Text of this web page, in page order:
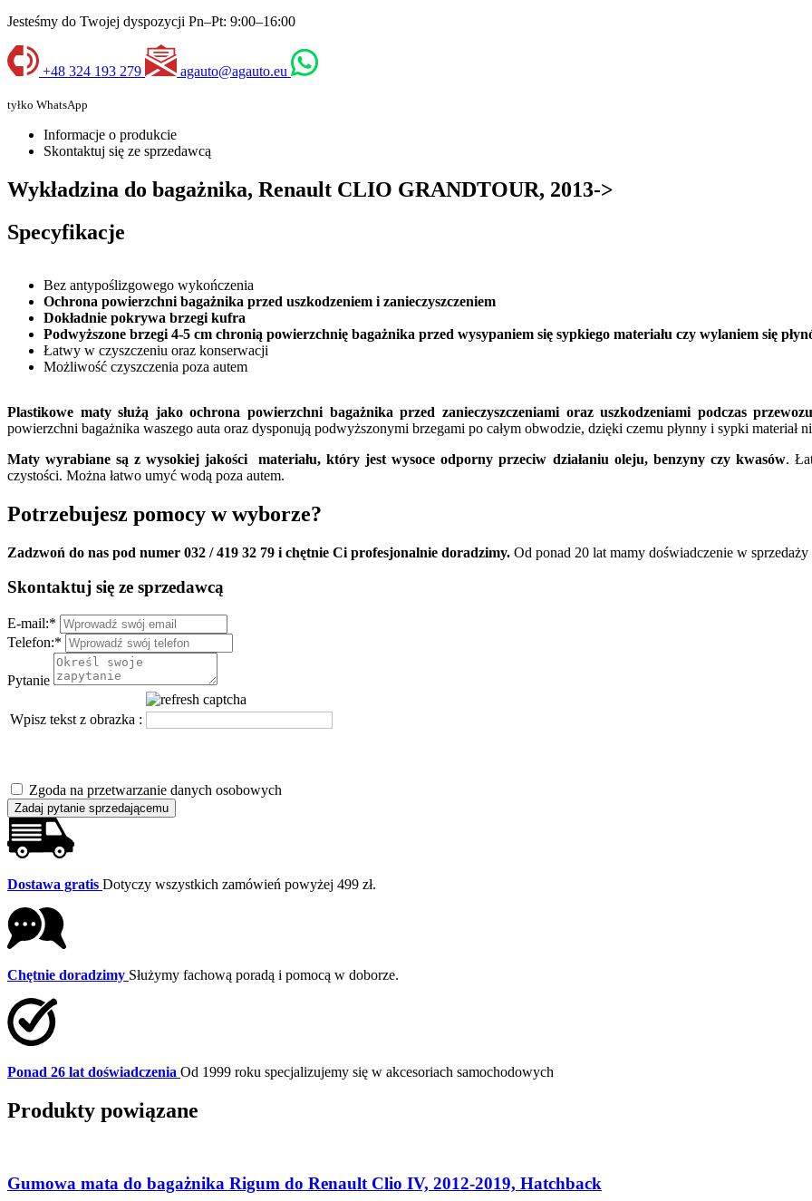
Jesteśmy do Twojej dyspozycji Pn–Pt: 9:00–16:00
+48 324 193 279 agauto@agauto.eu
tyłko WhatsApp
Informacje o produkcie
Skontaktuj się ze sprzedawcą
Wykładzina do bagażnika, Renault CLIO GRANDTOUR, 2013->
Specyfikacje
Bez antypoślizgowego wykończenia
Ochrona powierzchni bagażnika przed uszkodzeniem i zanieczyszczeniem
Dokładnie pokrywa brzegi kufra
Podwyższone brzegi 4-5 cm chronią powierzchnię bagażnika przed wysypaniem się sypkiego materiału czy wylaniem się
Łatwy w czyszczeniu oraz konserwacji
Możliwość czyszczenia poza autem
Plastikowe maty służą jako ochrona powierzchni bagażnika przed zanieczyszczeniami oraz uszkodzeniami podczas
powierzchni bagażnika waszego auta oraz dysponują podwyższonymi brzegami po całym obwodzie, dzięki czemu płynny i sypki materiał
Maty wyrabiane są z wysokiej jakości materiału, który jest wysoce odporny przeciw działaniu oleju, benzyny czy kwasów.
czystości. Można łatwo umyć wodą poza autem.
Potrzebujesz pomocy w wyborze?
Zadzwoń do nas pod numer 032 / 419 32 79 i chętnie Ci profesjonalnie doradzimy. Od ponad 20 lat mamy doświadczenie w
Skontaktuj się ze sprzedawcą
E-mail:*
Telefon:*
Pytanie
Wpisz tekst z obrazka :
Zgoda na przetwarzanie danych osobowych
Zadaj pytanie sprzedającemu
Dostawa gratis Dotyczy wszystkich zamówień powyżej 499 zł.
Chętnie doradzimy Służymy fachową poradą i pomocą w doborze.
Ponad 26 lat doświadczenia Od 1999 roku specjalizujemy się w akcesoriach samochodowych
Produkty powiązane
Gumowa mata do bagażnika Rigum do Renault Clio IV, 2012-2019, Hatchback